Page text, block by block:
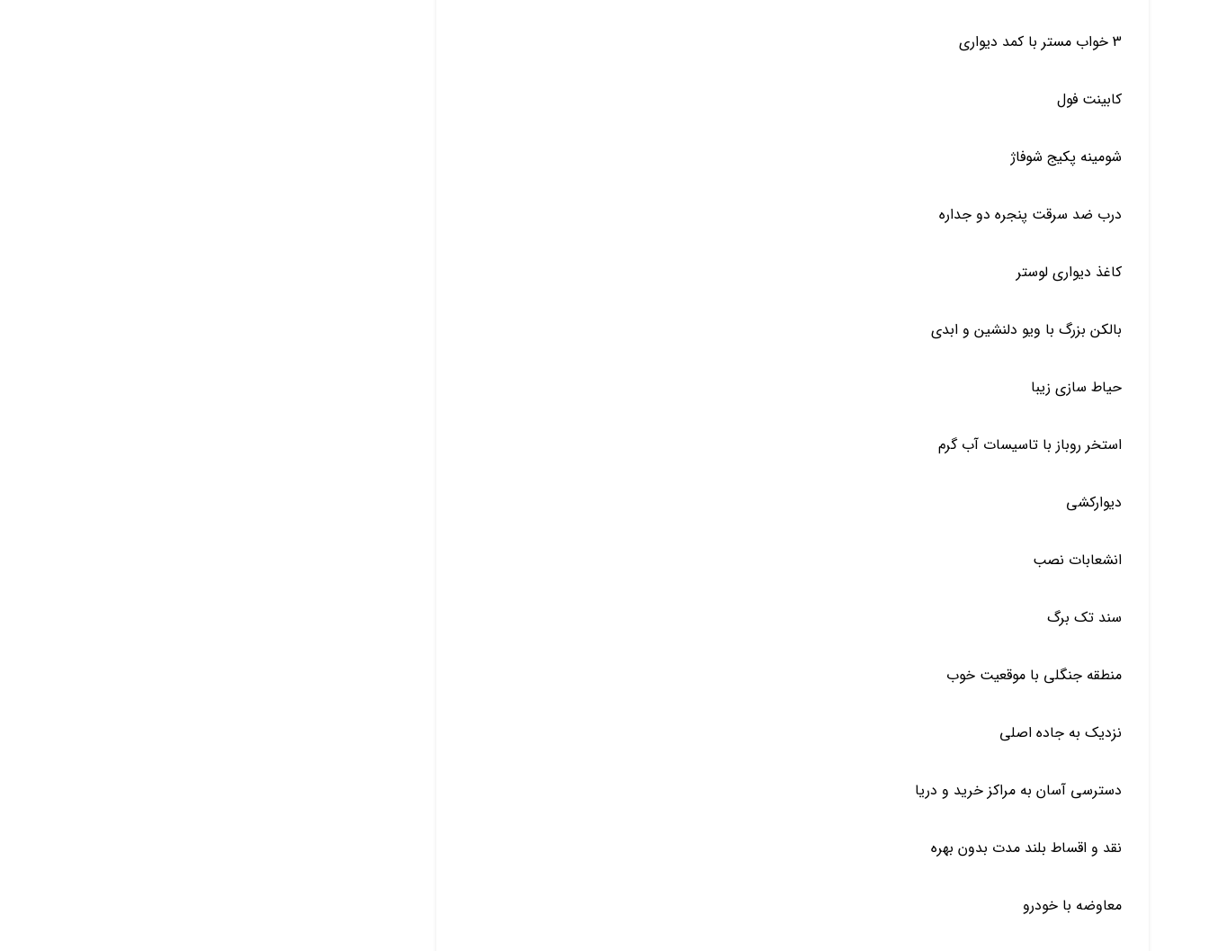
3 خواب مستر با کمد دیواری
کابینت فول
شومینه پکیج شوفاژ
درب ضد سرقت پنجره دو جداره
کاغذ دیواری لوستر
بالکن بزرگ با ویو دلنشین و ابدی
حیاط سازی زیبا
استخر روباز با تاسیسات آب گرم
دیوارکشی
انشعابات نصب
سند تک برگ
منطقه جنگلی با موقعیت خوب
نزدیک به جاده اصلی
دسترسی آسان به مراکز خرید و دریا
نقد و اقساط بلند مدت بدون بهره
معاوضه با خودرو